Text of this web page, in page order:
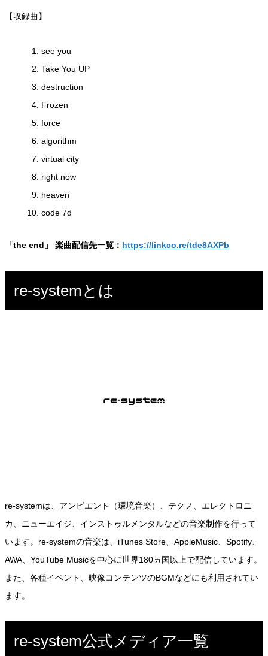
【収録曲】
see you
Take You UP
destruction
Frozen
force
algorithm
virtual city
right now
heaven
code 7d
「the end」 楽曲配信先一覧： https://linkco.re/tde8AXPb
re-systemとは
re-systemは、アンビエント（環境音楽）、テクノ、エレクトロニ
カ、ニューエイジ、インストゥルメンタルなどの音楽制作を行って
います。re-systemの音楽は、iTunes Store、AppleMusic、Spotify、
AWA、YouTube Musicを中心に世界180ヵ国以上で配信しています。
また、各種イベント、映像コンテンツのBGMなどにも利用されてい
ます。
re-system公式メディア一覧